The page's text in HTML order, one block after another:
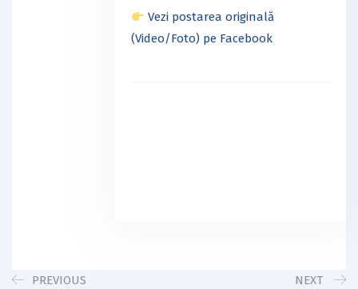
Vezi postarea originală
(Video/Foto) pe Facebook
PREVIOUS NEXT